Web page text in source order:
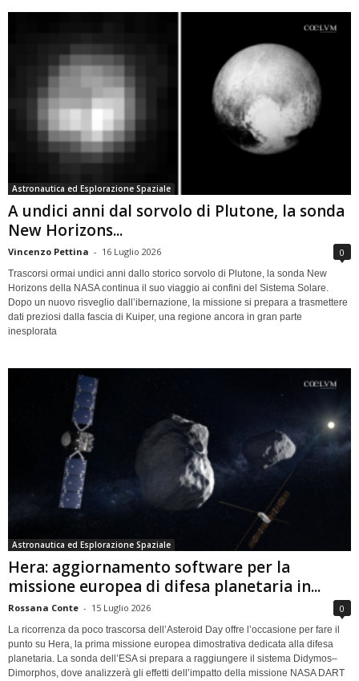
Astronautica ed Esplorazione Spaziale
A undici anni dal sorvolo di Plutone, la sonda
New Horizons...
Vincenzo Pettina - 16 Luglio 2026 0
Trascorsi ormai undici anni dallo storico sorvolo di Plutone, la sonda New
Horizons della NASA continua il suo viaggio ai confini del Sistema Solare.
Dopo un nuovo risveglio dall’ibernazione, la missione si prepara a trasmettere
dati preziosi dalla fascia di Kuiper, una regione ancora in gran parte
inesplorata
Astronautica ed Esplorazione Spaziale
Hera: aggiornamento software per la
missione europea di difesa planetaria in...
Rossana Conte - 15 Luglio 2026 0
La ricorrenza da poco trascorsa dell’Asteroid Day offre l’occasione per fare il
punto su Hera, la prima missione europea dimostrativa dedicata alla difesa
planetaria. La sonda dell’ESA si prepara a raggiungere il sistema Didymos–
Dimorphos, dove analizzerà gli effetti dell’impatto della missione NASA DART